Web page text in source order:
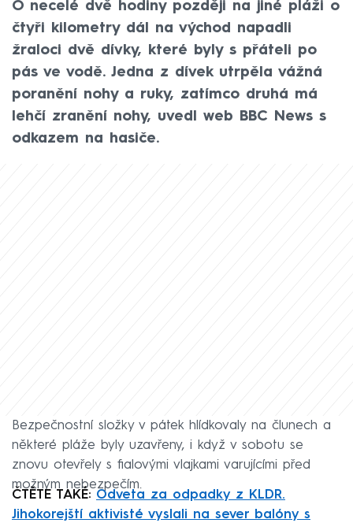
O necelé dvě hodiny později na jiné pláži o
čtyři kilometry dál na východ napadli
žraloci dvě dívky, které byly s přáteli po
pás ve vodě. Jedna z dívek utrpěla vážná
poranění nohy a ruky, zatímco druhá má
lehčí zranění nohy, uvedl web BBC News s
odkazem na hasiče.
Bezpečnostní složky v pátek hlídkovaly na člunech a
některé pláže byly uzavřeny, i když v sobotu se
znovu otevřely s fialovými vlajkami varujícími před
možným nebezpečím.
ČTĚTE TAKÉ: Odveta za odpadky z KLDR.
Jihokorejští aktivisté vyslali na sever balóny s